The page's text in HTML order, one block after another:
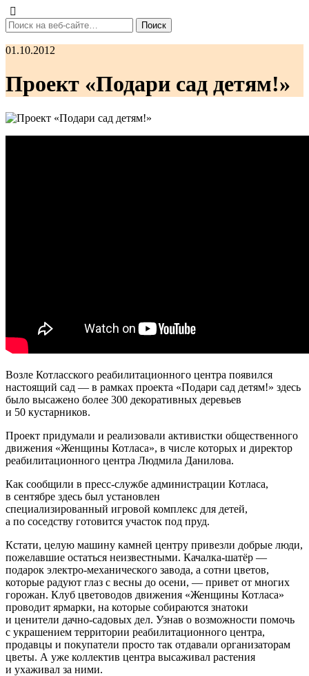
01.10.2012
Проект «Подари сад детям!»
Возле Котласского реабилитационного центра появился
настоящий сад — в рамках проекта «Подари сад детям!» здесь
было высажено более 300 декоративных деревьев
и 50 кустарников.
Проект придумали и реализовали активистки общественного
движения «Женщины Котласа», в числе которых и директор
реабилитационного центра Людмила Данилова.
Как сообщили в пресс-службе администрации Котласа,
в сентябре здесь был установлен
специализированный игровой комплекс для детей,
а по соседству готовится участок под пруд.
Кстати, целую машину камней центру привезли добрые люди,
пожелавшие остаться неизвестными. Качалка-шатёр —
подарок электро-механического завода, а сотни цветов,
которые радуют глаз с весны до осени, — привет от многих
горожан. Клуб цветоводов движения «Женщины Котласа»
проводит ярмарки, на которые собираются знатоки
и ценители дачно-садовых дел. Узнав о возможности помочь
с украшением территории реабилитационного центра,
продавцы и покупатели просто так отдавали организаторам
цветы. А уже коллектив центра высаживал растения
и ухаживал за ними.